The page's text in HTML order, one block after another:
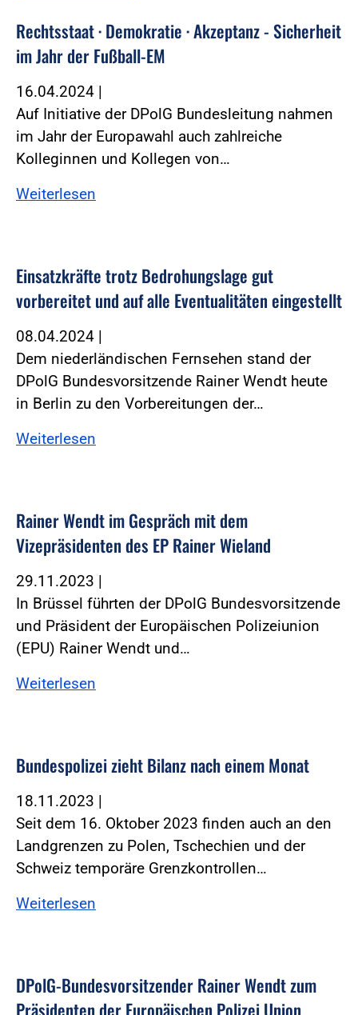
Rechtsstaat · Demokratie · Akzeptanz - Sicherheit
im Jahr der Fußball-EM
16.04.2024 |
Auf Initiative der DPolG Bundesleitung nahmen
im Jahr der Europawahl auch zahlreiche
Kolleginnen und Kollegen von…
Weiterlesen
Einsatzkräfte trotz Bedrohungslage gut
vorbereitet und auf alle Eventualitäten eingestellt
08.04.2024 |
Dem niederländischen Fernsehen stand der
DPolG Bundesvorsitzende Rainer Wendt heute
in Berlin zu den Vorbereitungen der…
Weiterlesen
Rainer Wendt im Gespräch mit dem
Vizepräsidenten des EP Rainer Wieland
29.11.2023 |
In Brüssel führten der DPolG Bundesvorsitzende
und Präsident der Europäischen Polizeiunion
(EPU) Rainer Wendt und…
Weiterlesen
Bundespolizei zieht Bilanz nach einem Monat
18.11.2023 |
Seit dem 16. Oktober 2023 finden auch an den
Landgrenzen zu Polen, Tschechien und der
Schweiz temporäre Grenzkontrollen…
Weiterlesen
DPolG-Bundesvorsitzender Rainer Wendt zum
Präsidenten der Europäischen Polizei Union